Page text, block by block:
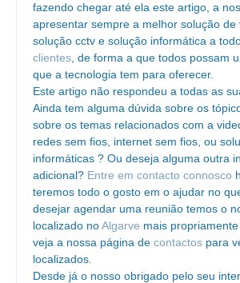
fazendo chegar até ela este artigo, a
apresentar sempre a melhor solução de
solução cctv e solução informática a
clientes , de forma a que todos possam
que a tecnologia tem para oferecer.
Este artigo não respondeu a todas as
Ainda tem alguma dúvida sobre os
sobre os temas relacionados com a
redes sem fios, internet sem fios, ou
informáticas ? Ou deseja alguma outra
adicional? Entre em contacto connosco
teremos todo o gosto em o ajudar no
desejar agendar uma reunião temos o
localizado noAlgarve mais
veja a nossa página de contactos para
localizados.
Desde já o nosso obrigado pelo seu